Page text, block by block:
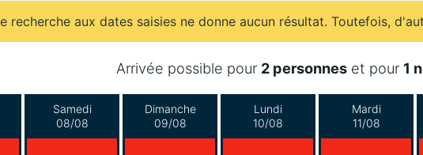
recherche aux dates saisies ne donne aucun résultat. Toutefois,
Arrivée possible pour 2 personneset pour 1
Samedi
08/08
Dimanche
09/08
Lundi
10/08
Mardi
11/08